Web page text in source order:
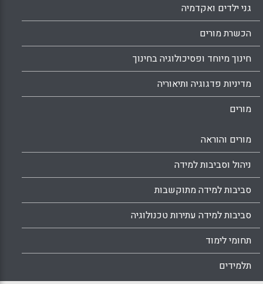
גני ילדים ואקדמיה
הכשרת מורים
חינוך מיוחד ופסיכולוגיה בחינוך
מדיניות פדגוגיה ותיאוריה
מורים
מורים והוראה
ניהול וסביבות למידה
סביבות למידה מתוקשבות
סביבות למידה עתירות טכנולוגיה
תחומי לימוד
תלמידים